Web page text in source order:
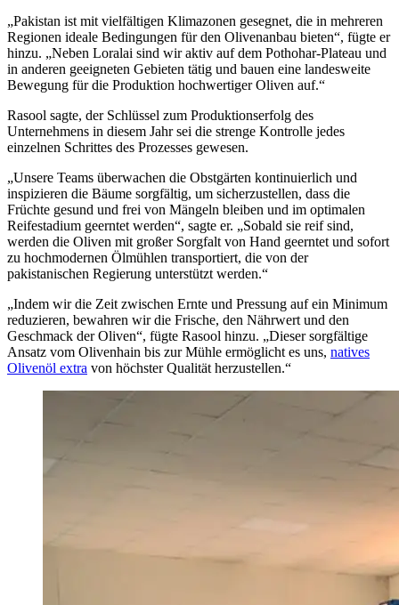
„Pakistan ist mit vielfältigen Klimazonen gesegnet, die in mehreren
Regionen ideale Bedingungen für den Olivenanbau bieten“, fügte er
hinzu. „Neben Loralai sind wir aktiv auf dem Pothohar-Plateau und
in anderen geeigneten Gebieten tätig und bauen eine landesweite
Bewegung für die Produktion hochwertiger Oliven auf.“
Rasool sagte, der Schlüssel zum Produktionserfolg des
Unternehmens in diesem Jahr sei die strenge Kontrolle jedes
einzelnen Schrittes des Prozesses gewesen.
„Unsere Teams überwachen die Obstgärten kontinuierlich und
inspizieren die Bäume sorgfältig, um sicherzustellen, dass die
Früchte gesund und frei von Mängeln bleiben und im optimalen
Reifestadium geerntet werden“, sagte er. „Sobald sie reif sind,
werden die Oliven mit großer Sorgfalt von Hand geerntet und sofort
zu hochmodernen Ölmühlen transportiert, die von der
pakistanischen Regierung unterstützt werden.“
„Indem wir die Zeit zwischen Ernte und Pressung auf ein Minimum
reduzieren, bewahren wir die Frische, den Nährwert und den
Geschmack der Oliven“, fügte Rasool hinzu. „Dieser sorgfältige
Ansatz vom Olivenhain bis zur Mühle ermöglicht es uns, natives
Olivenöl extra von höchster Qualität herzustellen.“